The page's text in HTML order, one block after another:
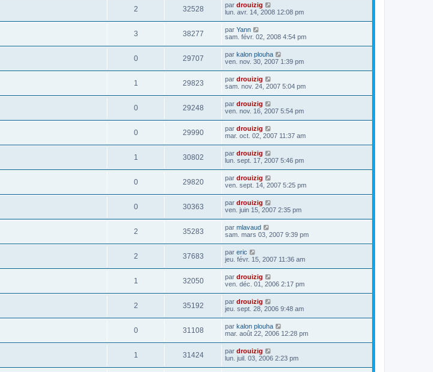
2 32528 par drouizig
lun. avr. 14, 2008 12:08 pm
3 38277 par Yann
sam. févr. 02, 2008 4:54 pm
0 29707 par kalon plouha
ven. nov. 30, 2007 1:39 pm
1 29823 par drouizig
sam. nov. 24, 2007 5:04 pm
0 29248 par drouizig
ven. nov. 16, 2007 5:54 pm
0 29990 par drouizig
mar. oct. 02, 2007 11:37 am
1 30802 par drouizig
lun. sept. 17, 2007 5:46 pm
0 29820 par drouizig
ven. sept. 14, 2007 5:25 pm
0 30363 par drouizig
ven. juin 15, 2007 2:35 pm
2 35283 par mlavaud
sam. mars 03, 2007 9:39 pm
2 37683 par eric
jeu. févr. 15, 2007 11:36 am
1 32050 par drouizig
ven. déc. 01, 2006 2:17 pm
2 35192 par drouizig
jeu. sept. 28, 2006 9:48 am
0 31108 par kalon plouha
mar. août 22, 2006 12:28 pm
1 31424 par drouizig
lun. juil. 03, 2006 2:23 pm